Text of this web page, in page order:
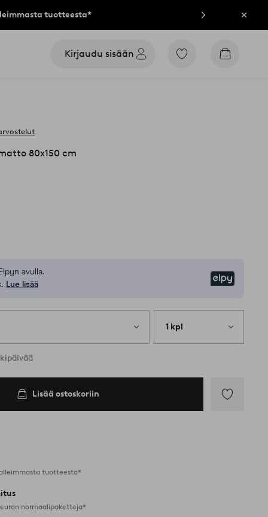
tuotteesta* Sulje
Kirjaudu sisään
Siirry
Siirry
80x150 cm
avulla.
Lue lisää
1 kpl
Lisää ostoskoriin
tuotteesta*
normaalipaketteja*